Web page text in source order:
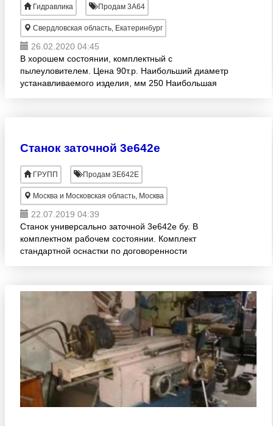
Гидравлика Продам 3А64
Свердловская область, Екатеринбург
26.02.2020 04:45
В хорошем состоянии, комплектный с
пылеуловителем. Цена 90т.р. Наибольший диаметр
устанавливаемого изделия, мм 250 Наибольшая
Станок заточной 3е642е
ГРУПП Продам 3Е642Е
Москва и Московская область, Москва
22.07.2019 04:39
Станок универсально заточной 3е642е бу. В
комплектном рабочем состоянии. Комплект
стандартной оснастки по договоренности